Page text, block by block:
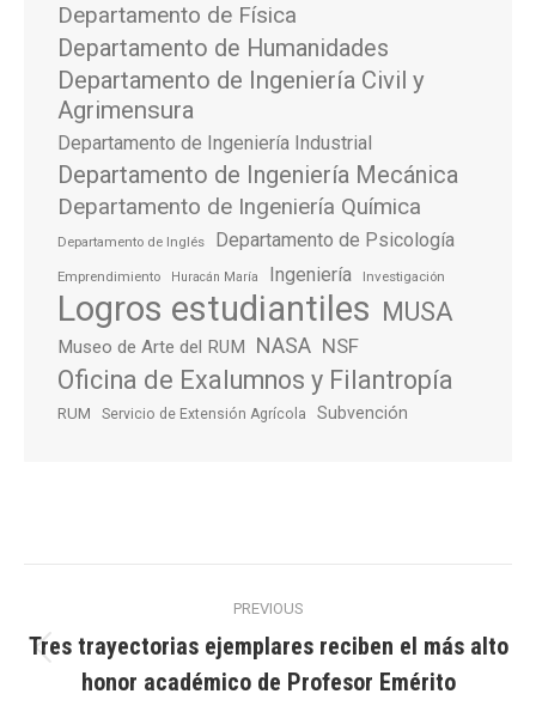
Departamento de Física
Departamento de Humanidades
Departamento de Ingeniería Civil y
Agrimensura
Departamento de Ingeniería Industrial
Departamento de Ingeniería Mecánica
Departamento de Ingeniería Química
Departamento de Inglés Departamento de Psicología
Emprendimiento Huracán María Ingeniería Investigación
Logros estudiantiles MUSA
Museo de Arte del RUM NASA NSF
Oficina de Exalumnos y Filantropía
RUM Servicio de Extensión Agrícola Subvención
navigation
PREVIOUS
Previous
post:
Tres trayectorias ejemplares reciben el más alto
honor académico de Profesor Emérito